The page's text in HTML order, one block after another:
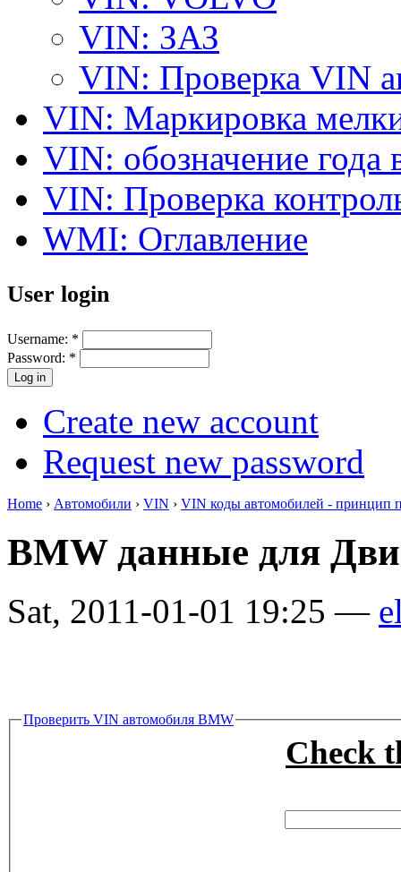
VIN: ЗАЗ
VIN: Проверка VIN
VIN: Маркировка
VIN: обозначение года
VIN: Проверка
WMI: Оглавление
User login
Username: *
Password: *
Create new account
Request new password
Home › Автомобили › VIN › VIN коды автомобилей - принцип
BMW данные для
Sat, 2011-01-01 19:25 —
Проверить VIN автомобиля BMW
Check